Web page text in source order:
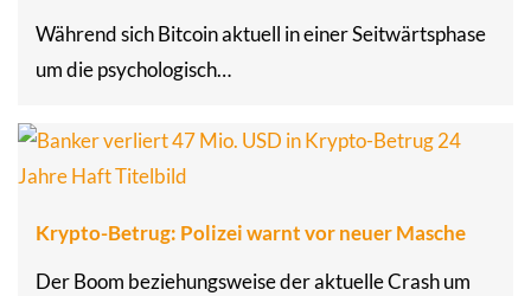
Während sich Bitcoin aktuell in einer Seitwärtsphase
um die psychologisch…
Krypto-Betrug: Polizei warnt vor neuer Masche
Der Boom beziehungsweise der aktuelle Crash um